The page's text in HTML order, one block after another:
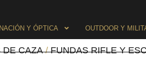
Y ÓPTICA OUTDOOR Y
DE CAZA/FUNDAS RIFLE Y